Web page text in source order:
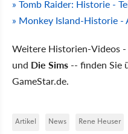
» Tomb Raider: Historie -
» Monkey Island-Historie
Weitere Historien-Videos
und Die Sims -- finden Sie
GameStar.de.
Artikel News Rene Heuser